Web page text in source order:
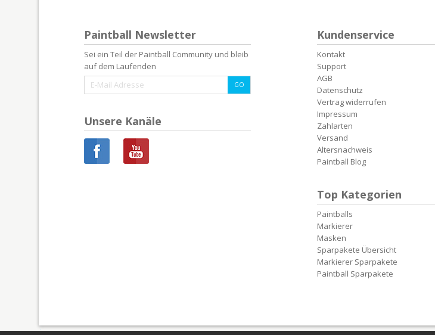
Paintball Newsletter
Sei ein Teil der Paintball Community und bleib
auf dem Laufenden
Unsere Kanäle
Kundenservice
Kontakt
Support
AGB
Datenschutz
Vertrag widerrufen
Impressum
Zahlarten
Versand
Altersnachweis
Paintball Blog
Top Kategorien
Paintballs
Markierer
Masken
Sparpakete Übersicht
Markierer Sparpakete
Paintball Sparpakete